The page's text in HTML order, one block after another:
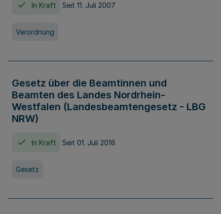
In Kraft Seit 11. Juli 2007
Verordnung
Gesetz über die Beamtinnen und
Beamten des Landes Nordrhein-
Westfalen (Landesbeamtengesetz - LBG
NRW)
In Kraft Seit 01. Juli 2016
Gesetz